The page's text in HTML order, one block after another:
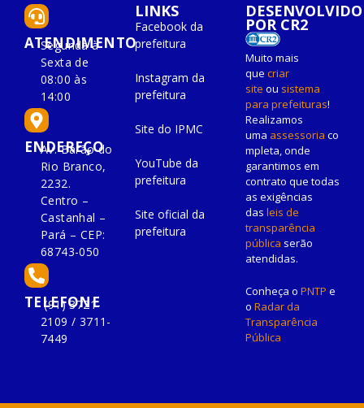
ATENDIMENTO
Segunda à
Sexta de
08:00 às
14:00
ENDEREÇO
Av. Barão do
Rio Branco,
2232.
Centro –
Castanhal –
Pará – CEP:
68743-050
TELEFONE
(91) 3721-
2109 / 3711-
7449
LINKS
Facebook da
prefeitura
Instagram da
prefeitura
Site do IPMC
YouTube da
prefeitura
Site oficial da
prefeitura
DESENVOLVIDO
POR CR2
Muito mais
que criar
site ou sistema
para prefeituras!
Realizamos
uma assessoria co
mpleta, onde
garantimos em
contrato que todas
as exigências
das leis de
transparência
pública serão
atendidas.
Conheça o PNTP e
o Radar da
Transparência
Pública